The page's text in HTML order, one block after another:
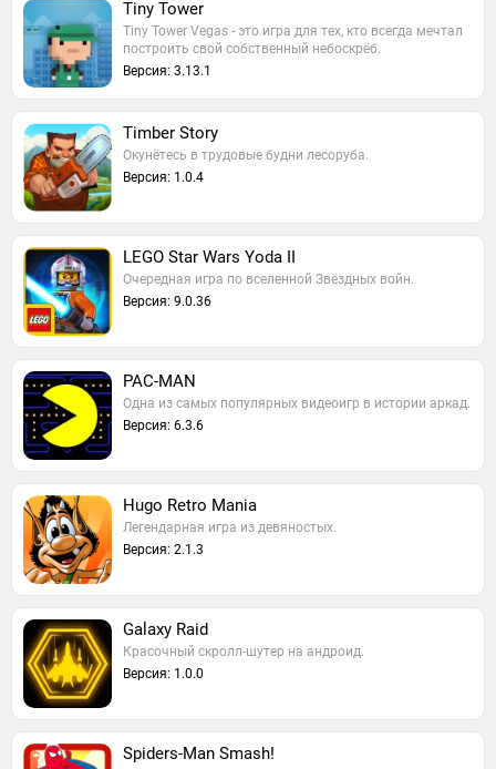
Tiny Tower
Tiny Tower Vegas - это игра для тех, кто всегда мечтал
построить свой собственный небоскрёб.
Версия: 3.13.1
Timber Story
Окунётесь в трудовые будни лесоруба.
Версия: 1.0.4
LEGO Star Wars Yoda II
Очередная игра по вселенной Звёздных войн.
Версия: 9.0.36
PAC-MAN
Одна из самых популярных видеоигр в истории аркад.
Версия: 6.3.6
Hugo Retro Mania
Легендарная игра из девяностых.
Версия: 2.1.3
Galaxy Raid
Красочный скролл-шутер на андроид.
Версия: 1.0.0
Spiders-Man Smash!